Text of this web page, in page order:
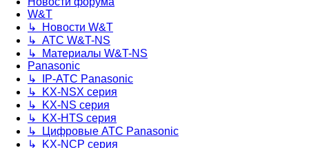
W&T
↳ Новости W&T
↳ АТС W&T-NS
↳ Материалы W&T-NS
Panasonic
↳ IP-АТС Panasonic
↳ KX-NSX серия
↳ KX-NS серия
↳ KX-HTS серия
↳ Цифровые АТС Panasonic
↳ KX-NCP серия